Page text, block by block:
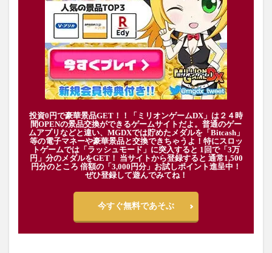
投資0円で豪華景品GET！！「ミリオンゲームDX」は２４時
間OPENの景品交換ができるゲームサイトだよ。普通のゲー
ムアプリなどと違い、MGDXでは貯めたメダルを「Bitcash」
等の電子マネーや豪華景品と交換できちゃうよ！特にスロッ
トゲームでは「ラッシュモード」に突入すると 1回で「3万
円」分のメダルをGET！ 当サイトから登録すると 通常1,500
円分のところ 倍額の「3,000円分」お試しポイント進呈中！
ぜひ登録して遊んでみてね！
今すぐ無料であそぶ